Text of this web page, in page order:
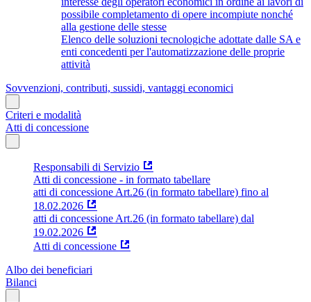
possibile completamento di opere incompiute nonché
alla gestione delle stesse
Elenco delle soluzioni tecnologiche adottate dalle SA e
enti concedenti per l'automatizzazione delle proprie
attività
Sovvenzioni, contributi, sussidi, vantaggi economici
Criteri e modalità
Atti di concessione
Responsabili di Servizio
Atti di concessione - in formato tabellare
atti di concessione Art.26 (in formato tabellare) fino al
18.02.2026
atti di concessione Art.26 (in formato tabellare) dal
19.02.2026
Atti di concessione
Albo dei beneficiari
Bilanci